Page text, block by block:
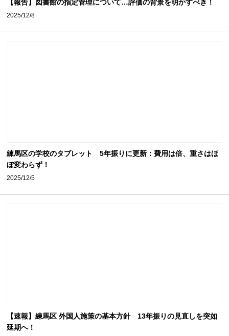
【報告】図書館の指定管理について…評価の背景を明かすべき！
2025/12/8
練馬区の学校のタブレット 5年振りに更新：費用は倍、重さはほ
ぼ変わらず！
2025/12/5
【速報】練馬区 外国人施策の基本方針 13年振りの見直しを突如
延期へ！